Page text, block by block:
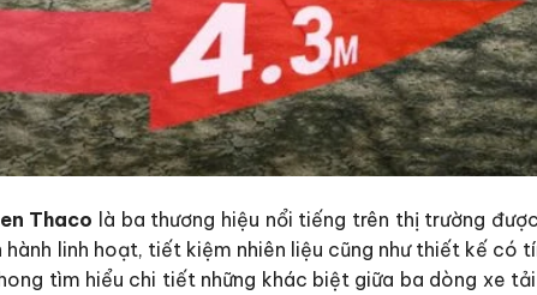
Thaco là ba thương hiệu nổi tiếng trên thị trường
hành linh hoạt, tiết kiệm nhiên liệu cũng như thiết kế có
tìm hiểu chi tiết những khác biệt giữa ba dòng xe